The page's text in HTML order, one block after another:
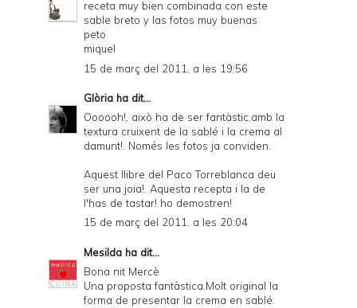
receta muy bien combinada con este
sable breto y las fotos muy buenas
peto
miquel
15 de març del 2011, a les 19:56
Glòria ha dit...
Oooooh!, això ha de ser fantàstic,amb la
textura cruixent de la sablé i la crema al
damunt!. Només les fotos ja conviden.
Aquest llibre del Paco Torreblanca deu
ser una joia!. Aquesta recepta i la de
l'has de tastar! ho demostren!
15 de març del 2011, a les 20:04
Mesilda ha dit...
Bona nit Mercè
Una proposta fantàstica.Molt original la
forma de presentar la crema en sablé.